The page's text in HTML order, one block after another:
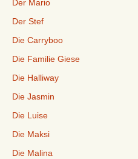
Der Mario
Der Stef
Die Carryboo
Die Familie Giese
Die Halliway
Die Jasmin
Die Luise
Die Maksi
Die Malina